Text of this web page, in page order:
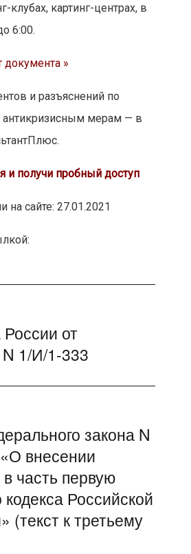
клубах, картинг-центрах, в
6:00.
документа »
и разъяснений по
антикризисным мерам — в
и получи пробный доступ
на сайте: 27.01.2021
от
1/И/1-333
закона N
внесении
часть первую
кодекса Российской
(текст к третьему